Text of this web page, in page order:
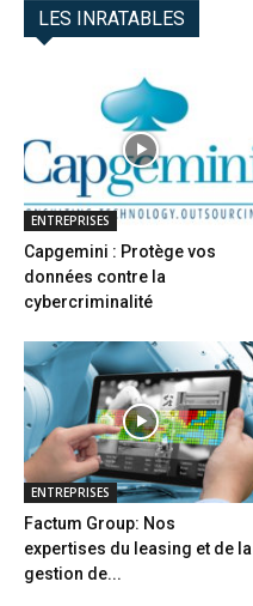
LES INRATABLES
ENTREPRISES
Capgemini : Protège vos
données contre la
cybercriminalité
ENTREPRISES
Factum Group: Nos
expertises du leasing et de la
gestion de...